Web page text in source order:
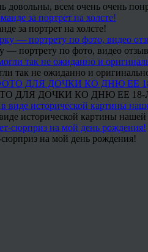
довольны, всем очень очень
за портрет на холсте!
— портрету по фото, видео
так не ожиданно и
ДЛЯ ДОЧКИ КО ДНЮ ЕЕ
исторической картины
сюрприз на мой день рождения!